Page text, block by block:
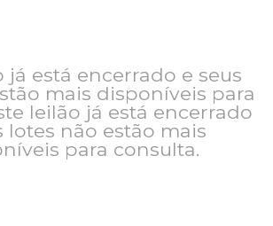
já está encerrado e seus
mais disponíveis para
leilão já está encerrado
lotes não estão mais
para consulta.